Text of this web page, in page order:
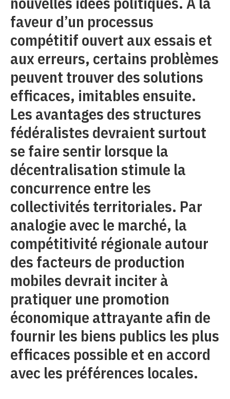
faveur d’un processus
compétitif ouvert aux essais et
aux erreurs, certains problèmes
peuvent trouver des solutions
efficaces, imitables ensuite.
Les avantages des structures
fédéralistes devraient surtout
se faire sentir lorsque la
décentralisation stimule la
concurrence entre les
collectivités territoriales. Par
analogie avec le marché, la
compétitivité régionale autour
des facteurs de production
mobiles devrait inciter à
pratiquer une promotion
économique attrayante afin de
fournir les biens publics les plus
efficaces possible et en accord
avec les préférences locales.